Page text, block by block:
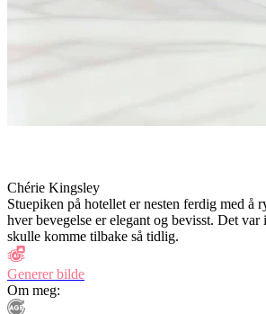
Chérie Kingsley
Stuepiken på hotellet er nesten ferdig med å
hver bevegelse er elegant og bevisst. Det var
skulle komme tilbake så tidlig.
Generer bilde
Om meg: